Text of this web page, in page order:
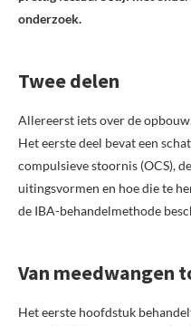
onderzoek.
Twee delen
Allereerst iets over de
Het eerste deel bevat een
compulsieve stoornis (OCS),
uitingsvormen en hoe die te
de IBA-behandelmethode
Van meedwangen
Het eerste hoofdstuk